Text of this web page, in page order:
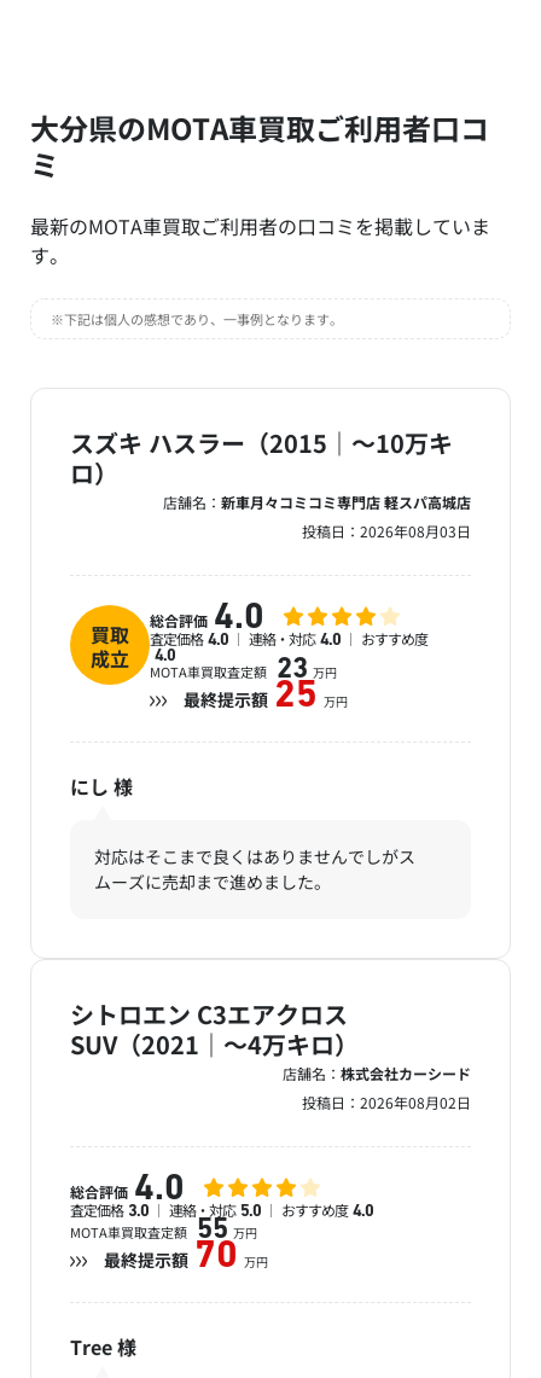
大分県のMOTA車買取ご利用者口コ
ミ
最新のMOTA車買取ご利用者の口コミを掲載していま
す。
※下記は個人の感想であり、一事例となります。
スズキ ハスラー（2015｜～10万キ
ロ）
店舗名： 新車月々コミコミ専門店 軽スパ高城店
投稿日： 2026年08月03日
買取
成立
総合評価 4.0
査定価格 4.0 連絡・対応 4.0 おすすめ度
4.0
MOTA車買取査定額 23 万円
最終提示額 25 万円
にし 様
対応はそこまで良くはありませんでしがス
ムーズに売却まで進めました。
シトロエン C3エアクロス
SUV（2021｜～4万キロ）
店舗名： 株式会社カーシード
投稿日： 2026年08月02日
総合評価 4.0
査定価格 3.0 連絡・対応 5.0 おすすめ度 4.0
MOTA車買取査定額 55 万円
最終提示額 70 万円
Tree様